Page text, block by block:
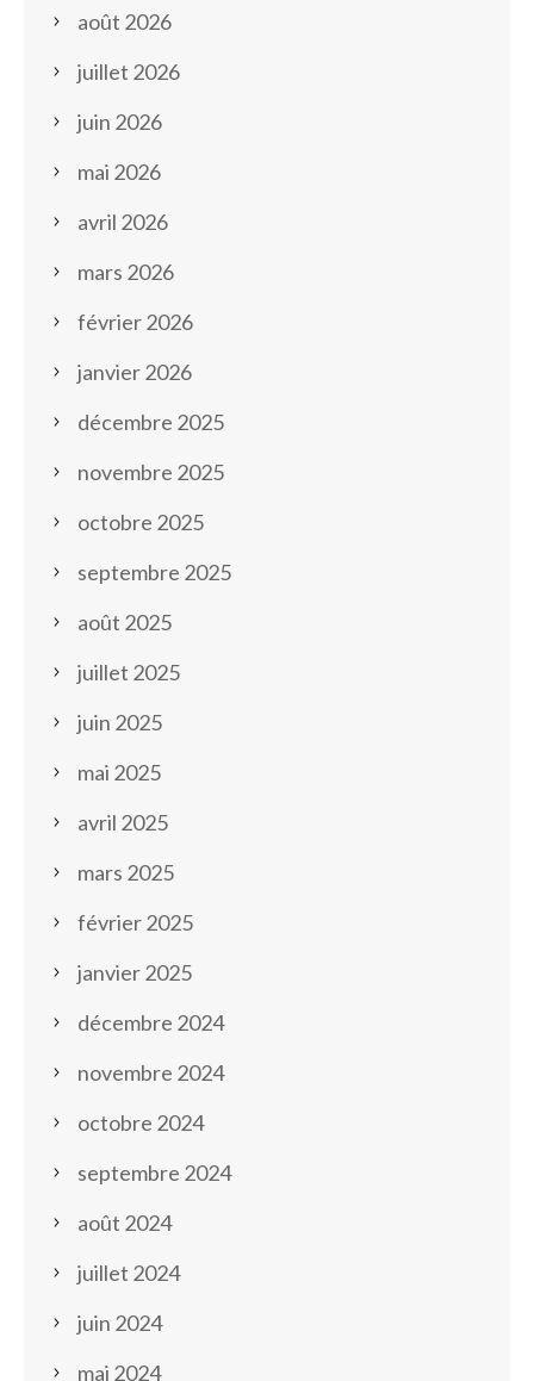
août 2026
juillet 2026
juin 2026
mai 2026
avril 2026
mars 2026
février 2026
janvier 2026
décembre 2025
novembre 2025
octobre 2025
septembre 2025
août 2025
juillet 2025
juin 2025
mai 2025
avril 2025
mars 2025
février 2025
janvier 2025
décembre 2024
novembre 2024
octobre 2024
septembre 2024
août 2024
juillet 2024
juin 2024
mai 2024